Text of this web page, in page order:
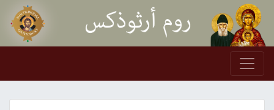
Skip to content
Main Navigation